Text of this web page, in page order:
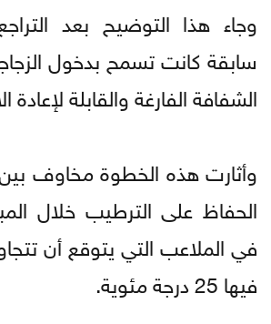
وجاء هذا التوضيح بعد
سابقة كانت تسمح بدخول
الشفافة الفارغة والقابلة لإعادة
وأثارت هذه الخطوة مخاوف
الحفاظ على الترطيب خلال
في الملاعب التي يتوقع أن
فيها 25 درجة مئوية.